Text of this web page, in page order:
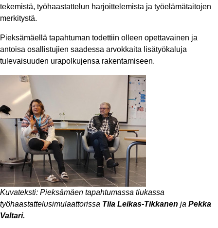
tekemistä, työhaastattelun harjoittelemista ja työelämätaitojen
merkitystä.
Pieksämäellä tapahtuman todettiin olleen opettavainen ja
antoisa osallistujien saadessa arvokkaita lisätyökaluja
tulevaisuuden urapolkujensa rakentamiseen.
Kuvateksti: Pieksämäen tapahtumassa tiukassa
työhaastattelusimulaattorissa Tiia Leikas-Tikkanen ja Pekka
Valtari.